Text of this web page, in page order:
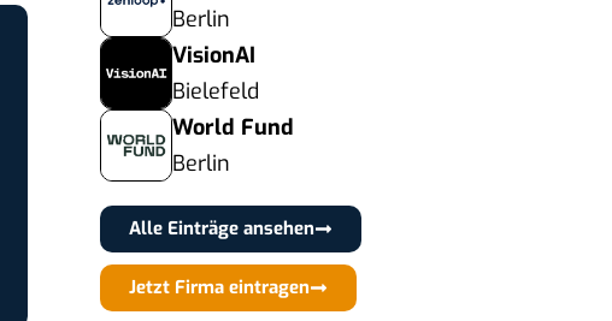
Berlin
VisionAI
Bielefeld
World Fund
Berlin
Alle Einträge ansehen
Jetzt Firma eintragen